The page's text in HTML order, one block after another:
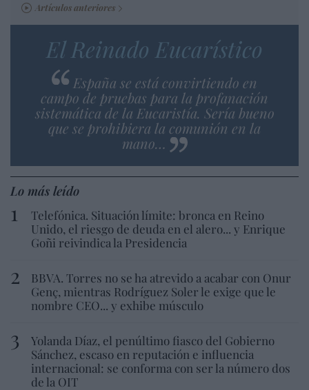
Artículos anteriores
El Reinado Eucarístico
España se está convirtiendo en
campo de pruebas para la profanación
sistemática de la Eucaristía. Sería bueno
que se prohibiera la comunión en la
mano…
Lo más leído
Telefónica. Situación límite: bronca en Reino
Unido, el riesgo de deuda en el alero... y Enrique
Goñi reivindica la Presidencia
BBVA. Torres no se ha atrevido a acabar con Onur
Genç, mientras Rodríguez Soler le exige que le
nombre CEO... y exhibe músculo
Yolanda Díaz, el penúltimo fiasco del Gobierno
Sánchez, escaso en reputación e influencia
internacional: se conforma con ser la número dos
de la OIT